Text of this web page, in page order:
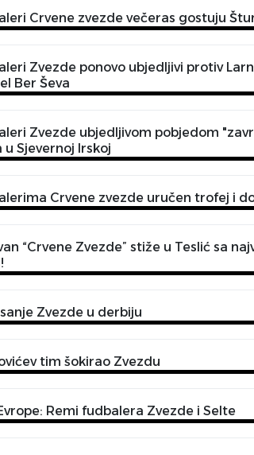
Crvene zvezde večeras gostuju
Zvezde ponovo ubjedljivi protiv
Ber Ševa
Zvezde ubjedljivom pobjedom
u Sjevernoj Irskoj
Crvene zvezde uručen trofej i
“Crvene Zvezde” stiže u Teslić sa
Zvezde u derbiju
tim šokirao Zvezdu
Remi fudbalera Zvezde i Selte